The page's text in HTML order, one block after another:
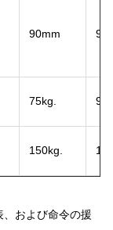
90mm
75kg.
150kg.
および命令の援